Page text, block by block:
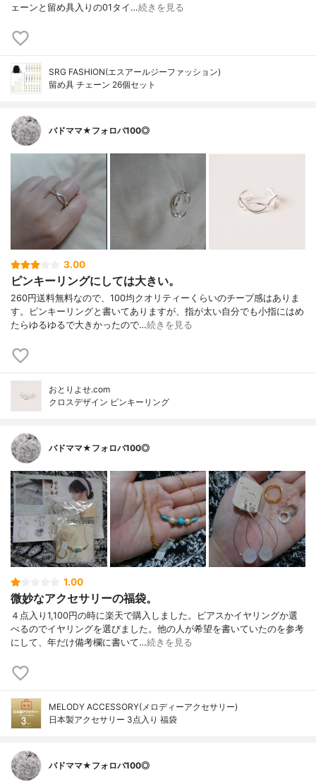
ェーンと留め具入りの01タイ…続きを見る
SRG FASHION(エスアールジーファッション)
留め具 チェーン 26個セット
バドママ★フォロバ100◎
3.00
ピンキーリングにしては大きい。
260円送料無料なので、100均クオリティーくらいのチープ感はありま
す。ピンキーリングと書いてありますが、指が太い自分でも小指にはめ
たらゆるゆるで大きかったので…続きを見る
おとりよせ.com
クロスデザイン ピンキーリング
バドママ★フォロバ100◎
1.00
微妙なアクセサリーの福袋。
４点入り1,100円の時に楽天で購入しました。ピアスかイヤリングか選
べるのでイヤリングを選びました。他の人が希望を書いていたのを参考
にして、年だけ備考欄に書いて…続きを見る
MELODY ACCESSORY(メロディーアクセサリー)
日本製アクセサリー 3点入り 福袋
バドママ★フォロバ100◎